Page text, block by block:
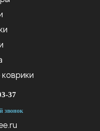
37
звонок